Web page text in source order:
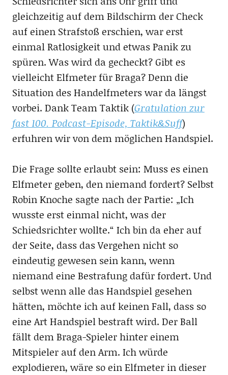
gleichzeitig auf dem Bildschirm der Check
auf einen Strafstoß erschien, war erst
einmal Ratlosigkeit und etwas Panik zu
spüren. Was wird da gecheckt? Gibt es
vielleicht Elfmeter für Braga? Denn die
Situation des Handelfmeters war da längst
vorbei. Dank Team Taktik (Gratulation zur
fast 100. Podcast-Episode, Taktik&Suff)
erfuhren wir von dem möglichen Handspiel.
Die Frage sollte erlaubt sein: Muss es einen
Elfmeter geben, den niemand fordert? Selbst
Robin Knoche sagte nach der Partie: „Ich
wusste erst einmal nicht, was der
Schiedsrichter wollte.“ Ich bin da eher auf
der Seite, dass das Vergehen nicht so
eindeutig gewesen sein kann, wenn
niemand eine Bestrafung dafür fordert. Und
selbst wenn alle das Handspiel gesehen
hätten, möchte ich auf keinen Fall, dass so
eine Art Handspiel bestraft wird. Der Ball
fällt dem Braga-Spieler hinter einem
Mitspieler auf den Arm. Ich würde
explodieren, wäre so ein Elfmeter in dieser